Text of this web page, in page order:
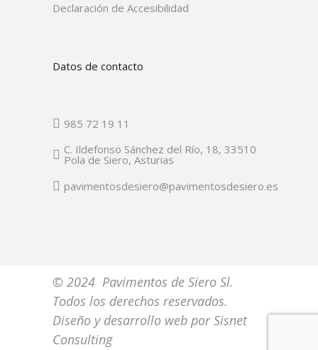
Declaración de Accesibilidad
Datos de contacto
985 72 19 11
C. Ildefonso Sánchez del Río, 18, 33510
Pola de Siero, Asturias
pavimentosdesiero@pavimentosdesiero.es
© 2024 Pavimentos de Siero Sl.
Todos los derechos reservados.
Diseño y desarrollo web porSisnet
Consulting